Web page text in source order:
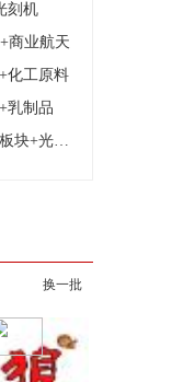
刻机
商业航天
化工原料
乳制品
算芯片
换一批